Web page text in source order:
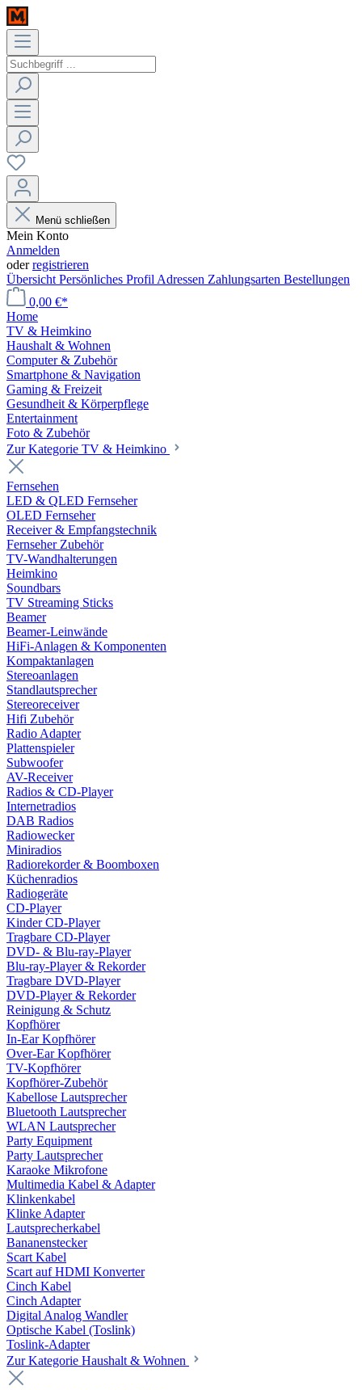
Menü schließen
Mein Konto
Anmelden
oderregistrieren
Übersicht Persönliches Profil Adressen Zahlungsarten Bestellungen
0,00 €*
Home
TV & Heimkino
Haushalt & Wohnen
Computer & Zubehör
Smartphone & Navigation
Gaming & Freizeit
Gesundheit & Körperpflege
Entertainment
Foto & Zubehör
Zur Kategorie TV & Heimkino
Fernsehen
LED & QLED Fernseher
OLED Fernseher
Receiver & Empfangstechnik
Fernseher Zubehör
TV-Wandhalterungen
Heimkino
Soundbars
TV Streaming Sticks
Beamer
Beamer-Leinwände
HiFi-Anlagen & Komponenten
Kompaktanlagen
Stereoanlagen
Standlautsprecher
Stereoreceiver
Hifi Zubehör
Radio Adapter
Plattenspieler
Subwoofer
AV-Receiver
Radios & CD-Player
Internetradios
DAB Radios
Radiowecker
Miniradios
Radiorekorder & Boomboxen
Küchenradios
Radiogeräte
CD-Player
Kinder CD-Player
Tragbare CD-Player
DVD- & Blu-ray-Player
Blu-ray-Player & Rekorder
Tragbare DVD-Player
DVD-Player & Rekorder
Reinigung & Schutz
Kopfhörer
In-Ear Kopfhörer
Over-Ear Kopfhörer
TV-Kopfhörer
Kopfhörer-Zubehör
Kabellose Lautsprecher
Bluetooth Lautsprecher
WLAN Lautsprecher
Party Equipment
Party Lautsprecher
Karaoke Mikrofone
Multimedia Kabel & Adapter
Klinkenkabel
Klinke Adapter
Lautsprecherkabel
Bananenstecker
Scart Kabel
Scart auf HDMI Konverter
Cinch Kabel
Cinch Adapter
Digital Analog Wandler
Optische Kabel (Toslink)
Toslink-Adapter
Zur Kategorie Haushalt & Wohnen